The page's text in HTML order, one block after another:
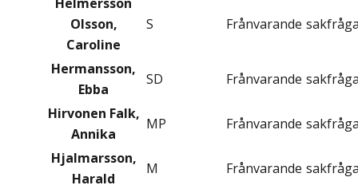
Olsson,
Caroline
S Frånvarande
Hermansson,
Ebba
SD Frånvarande
Hirvonen Falk,
Annika
MP Frånvarande
Hjalmarsson,
Harald
M Frånvarande